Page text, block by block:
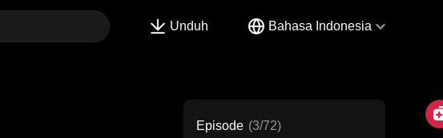
Unduh Bahasa Indonesia
Episode (3/72)